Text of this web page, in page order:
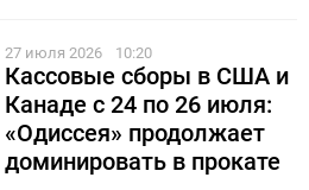
27 июля 2026 10:20
Кассовые сборы в США и
Канаде с 24 по 26 июля:
«Одиссея» продолжает
доминировать в прокате